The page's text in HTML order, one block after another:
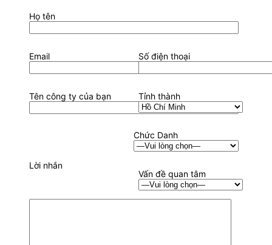
Họ tên
Email Số điện thoại
Tên công ty của bạn Tỉnh thành
Chức Danh
Vấn đề quan tâm
Lời nhắn